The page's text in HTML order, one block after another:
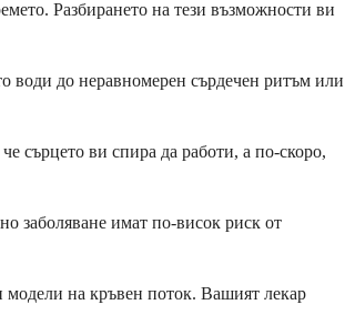
Разбирането на тези възможности ви
води до неравномерен сърдечен ритъм или
сърцето ви спира да работи, а по-скоро,
заболяване имат по-висок риск от
модели на кръвен поток. Вашият лекар